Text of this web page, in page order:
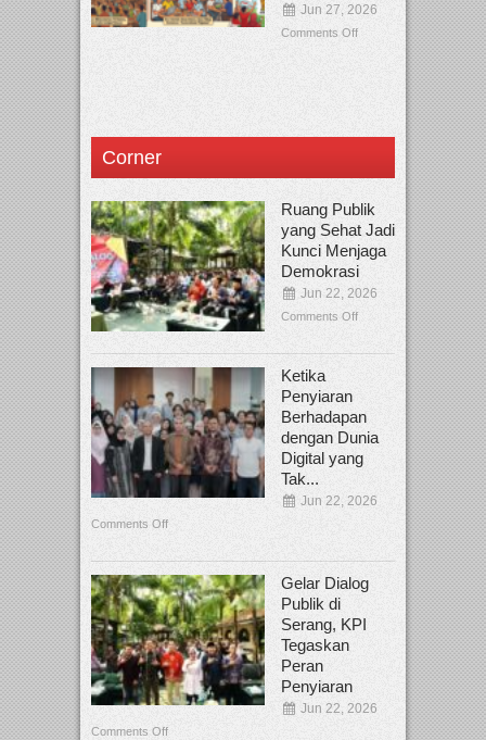
Jun 27, 2026
Comments Off
Corner
Ruang Publik
yang Sehat Jadi
Kunci Menjaga
Demokrasi
Jun 22, 2026
Comments Off
Ketika
Penyiaran
Berhadapan
dengan Dunia
Digital yang
Tak...
Jun 22, 2026
Comments Off
Gelar Dialog
Publik di
Serang, KPI
Tegaskan
Peran
Penyiaran
Jun 22, 2026
Comments Off